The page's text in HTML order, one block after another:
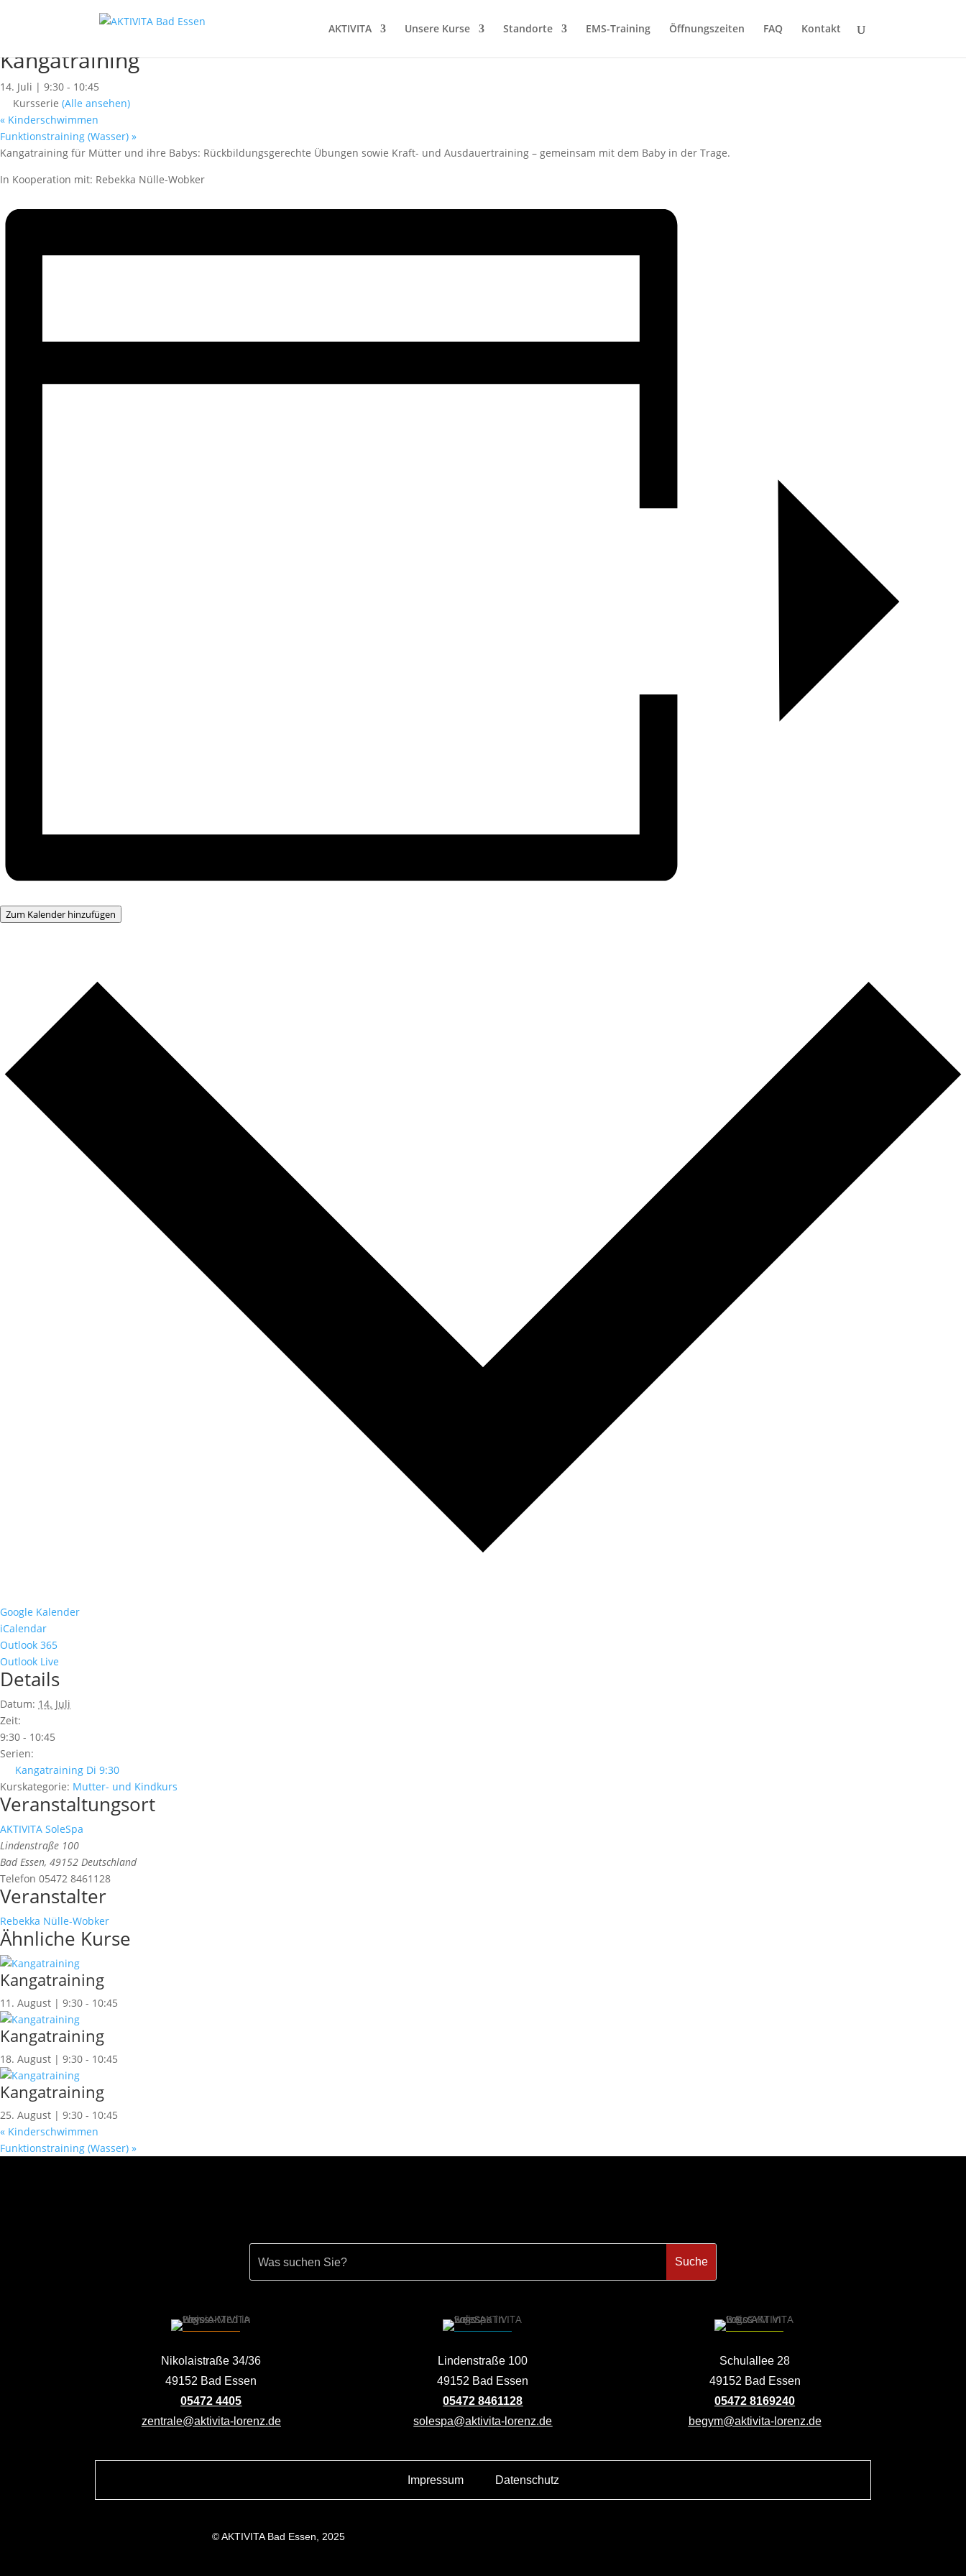
AKTIVITA Unsere Kurse Standorte EMS-Training Öffnungszeiten FAQ Kontakt
Kangatraining
14. Juli | 9:30 - 10:45
Kursserie (Alle ansehen)
« Kinderschwimmen
Funktionstraining (Wasser) »
Kangatraining für Mütter und ihre Babys: Rückbildungsgerechte Übungen sowie Kraft- und Ausdauertraining – gemeinsam mit dem Baby in der Trage.
In Kooperation mit: Rebekka Nülle-Wobker
Zum Kalender hinzufügen
Google Kalender
iCalendar
Outlook 365
Outlook Live
Details
Datum: 14. Juli
Zeit:
9:30 - 10:45
Serien:
Kangatraining Di 9:30
Kurskategorie: Mutter- und Kindkurs
Veranstaltungsort
AKTIVITA SoleSpa
Lindenstraße 100
Bad Essen, 49152 Deutschland
Telefon 05472 8461128
Veranstalter
Rebekka Nülle-Wobker
Ähnliche Kurse
Kangatraining
11. August | 9:30 - 10:45
Kangatraining
18. August | 9:30 - 10:45
Kangatraining
25. August | 9:30 - 10:45
« Kinderschwimmen
Funktionstraining (Wasser) »
Nikolaistraße 34/36
49152 Bad Essen
05472 4405
zentrale@aktivita-lorenz.de
Lindenstraße 100
49152 Bad Essen
05472 8461128
solespa@aktivita-lorenz.de
Schulallee 28
49152 Bad Essen
05472 8169240
begym@aktivita-lorenz.de
Impressum Datenschutz
© AKTIVITA Bad Essen, 2025